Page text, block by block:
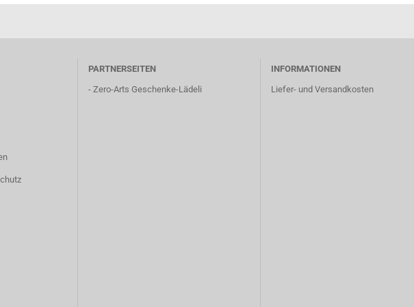
PARTNERSEITEN
- Zero-Arts Geschenke-Lädeli
INFORMATIONEN
Liefer- und Versandkosten